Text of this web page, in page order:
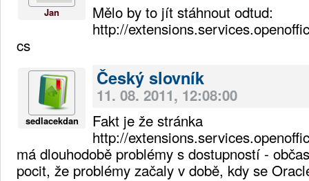
Jan
Mělo by to jít stáhnout odtud:
http://
cs
sedlacekdan
Český slovník
11. 08. 2011, 12:08:00
Fakt je že stránka
http://
má dlouhodobě problémy s dostupností -
pocit, že problémy začaly v době, kdy se